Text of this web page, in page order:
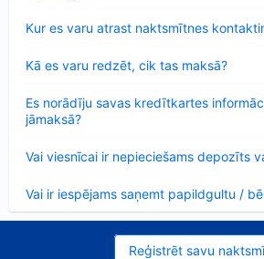
Kur es varu atrast naktsmītnes
Kā es varu redzēt, cik tas maksā?
Es norādīju savas kredītkartes
jāmaksā?
Vai viesnīcai ir nepieciešams depozīts
Vai ir iespējams saņemt papildgultu /
Reģistrēt savu